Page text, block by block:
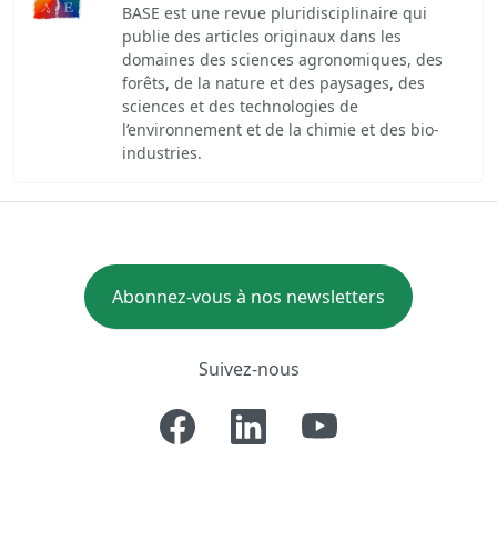
BASE est une revue pluridisciplinaire qui
publie des articles originaux dans les
domaines des sciences agronomiques, des
forêts, de la nature et des paysages, des
sciences et des technologies de
l’environnement et de la chimie et des bio-
industries.
Abonnez-vous à nos newsletters
Suivez-nous